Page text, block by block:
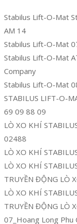
Stabilus Lift-O-Mat
AM 14
Stabilus Lift-O-Mat
Stabilus Lift-O-Mat
Company
Stabilus Lift-O-Mat
STABILUS LIFT-O-
69 09 88 09
LÒ XO KHÍ
02488
LÒ XO KHÍ
LÒ XO KHÍ
TRUYỀN ĐỘNG LÒ
LÒ XO KHÍ
TRUYỀN ĐỘNG LÒ
07_Hoang Long Phu